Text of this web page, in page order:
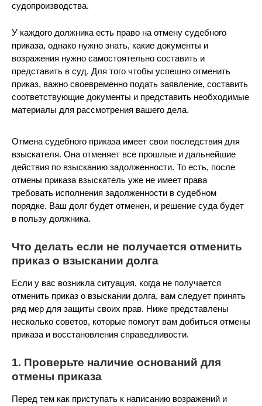
судопроизводства.
У каждого должника есть право на отмену судебного
приказа, однако нужно знать, какие документы и
возражения нужно самостоятельно составить и
представить в суд. Для того чтобы успешно отменить
приказ, важно своевременно подать заявление, составить
соответствующие документы и представить необходимые
материалы для рассмотрения вашего дела.
Отмена судебного приказа имеет свои последствия для
взыскателя. Она отменяет все прошлые и дальнейшие
действия по взысканию задолженности. То есть, после
отмены приказа взыскатель уже не имеет права
требовать исполнения задолженности в судебном
порядке. Ваш долг будет отменен, и решение суда будет
в пользу должника.
Что делать если не получается отменить
приказ о взыскании долга
Если у вас возникла ситуация, когда не получается
отменить приказ о взыскании долга, вам следует принять
ряд мер для защиты своих прав. Ниже представлены
несколько советов, которые помогут вам добиться отмены
приказа и восстановления справедливости.
1. Проверьте наличие оснований для
отмены приказа
Перед тем как приступать к написанию возражений и